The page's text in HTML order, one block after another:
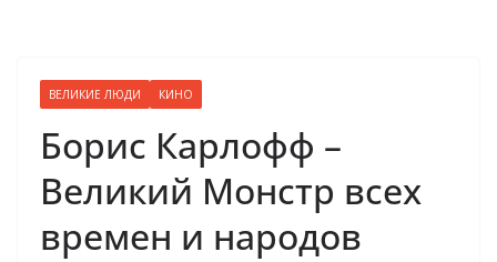
ВЕЛИКИЕ ЛЮДИ КИНО
Борис Карлофф –
Великий Монстр всех
времен и народов